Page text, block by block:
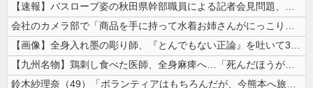
【速報】バスローブ姿の秋田県幹部職員による記者会見問題、ラブホテルから...
会社のカメラ部で「商品を手に持って水着お姉さんがにっこり」を撮影、だが...
【画像】全身入れ墨の彫り師、『とんでもない正論』を吐いて30万再生され...
【九州名物】鶏刺し食べた医師、全身麻痺へ…「死んだほうが良かったと思っ...
鈴木紗理奈（49）「ボランティアはもちろんだが、今熊本へ旅行に行くこと...